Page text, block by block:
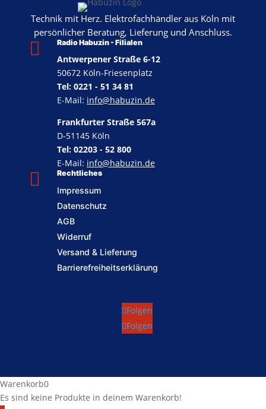
Technik mit Herz. Elektrofachhändler aus Köln mit
persönlicher Beratung, Lieferung und Anschluss.
 Rechtliches
Impressum
Datenschutz
AGB
Widerruf
Versand & Lieferung
Barrierefreiheitserklärung
 Radio Habuzin - Filialen
Antwerpener Straße 6-12
50672 Köln-Friesenplatz
Tel: 0221 - 51 34 81
E-Mail: info@habuzin.de
Frankfurter Straße 567a
D-51145 Köln
Tel: 02203 - 52 800
E-Mail: info@habuzin.de
Folgen
Folgen
Warenkorb0
Es sind keine Produkte in deinem Warenkorb!